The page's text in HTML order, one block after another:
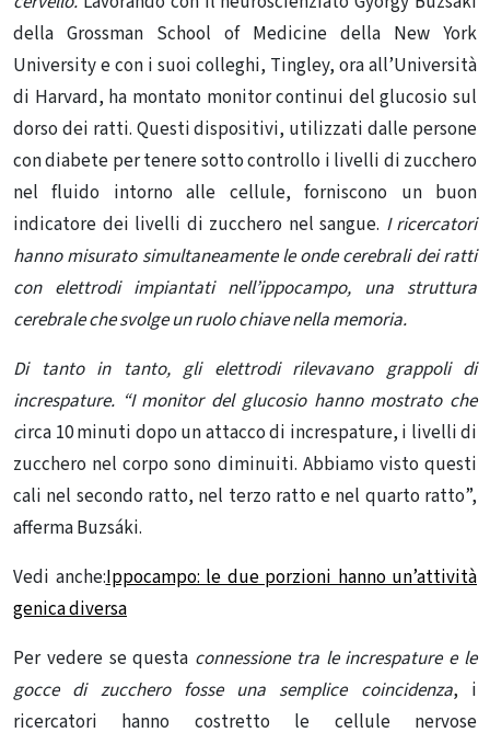
della Grossman School of Medicine della New York
University e con i suoi colleghi, Tingley, ora all’Università
di Harvard, ha montato monitor continui del glucosio sul
dorso dei ratti. Questi dispositivi, utilizzati dalle persone
con diabete per tenere sotto controllo i livelli di zucchero
nel fluido intorno alle cellule, forniscono un buon
indicatore dei livelli di zucchero nel sangue. I ricercatori
hanno misurato simultaneamente le onde cerebrali dei ratti
con elettrodi impiantati nell’ippocampo, una struttura
cerebrale che svolge un ruolo chiave nella memoria.
Di tanto in tanto, gli elettrodi rilevavano grappoli di
increspature. “I monitor del glucosio hanno mostrato che
circa 10 minuti dopo un attacco di increspature, i livelli di
zucchero nel corpo sono diminuiti. Abbiamo visto questi
cali nel secondo ratto, nel terzo ratto e nel quarto ratto”,
afferma Buzsáki.
Vedi anche:Ippocampo: le due porzioni hanno un’attività
genica diversa
Per vedere se questa connessione tra le increspature e le
gocce di zucchero fosse una semplice coincidenza, i
ricercatori hanno costretto le cellule nervose